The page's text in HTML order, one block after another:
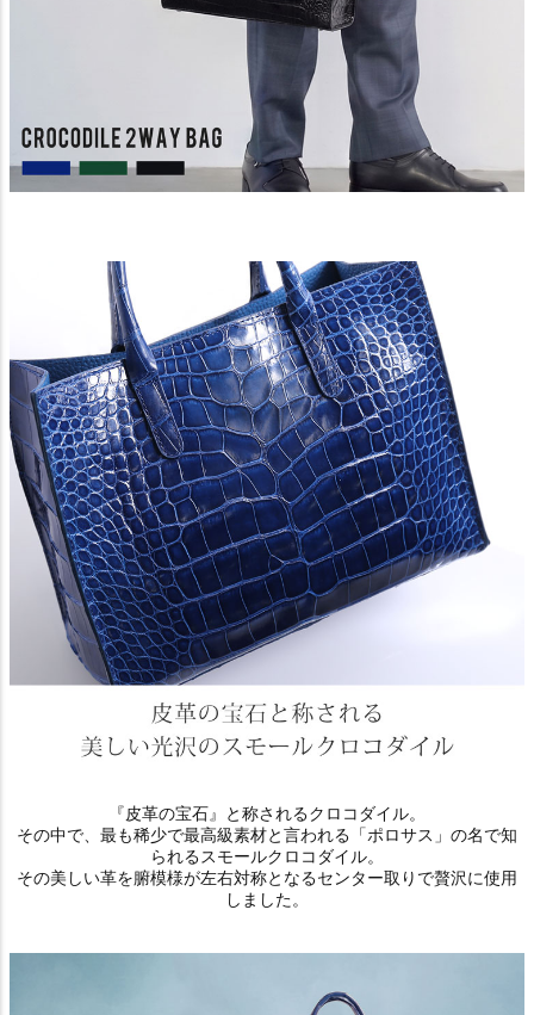
『皮革の宝石』と称されるクロコダイル。
その中で、最も稀少で最高級素材と言われる「ポロサス」の名で知
られるスモールクロコダイル。
その美しい革を腑模様が左右対称となるセンター取りで贅沢に使用
しました。